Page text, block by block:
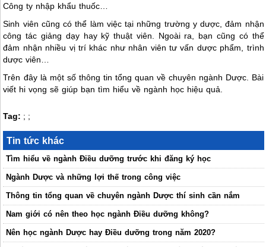
Công ty nhập khẩu thuốc…
Sinh viên cũng có thể làm việc tại những trường y dược, đảm nhận
công tác giảng dạy hay kỹ thuật viên. Ngoài ra, bạn cũng có thể
đảm nhận nhiều vị trí khác như nhân viên tư vấn dược phẩm, trình
dược viên…
Trên đây là một số thông tin tổng quan về chuyên ngành Dược. Bài
viết hi vọng sẽ giúp bạn tìm hiểu về ngành học hiệu quả.
Tag: ; ;
Tin tức khác
Tìm hiểu về ngành Điều dưỡng trước khi đăng ký học
Ngành Dược và những lợi thế trong công việc
Thông tin tổng quan về chuyên ngành Dược thí sinh cần nắm
Nam giới có nên theo học ngành Điều dưỡng không?
Nên học ngành Dược hay Điều dưỡng trong năm 2020?